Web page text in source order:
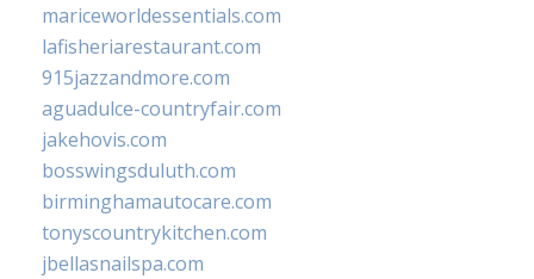
mariceworldessentials.com
lafisheriarestaurant.com
915jazzandmore.com
aguadulce-countryfair.com
jakehovis.com
bosswingsduluth.com
birminghamautocare.com
tonyscountrykitchen.com
jbellasnailspa.com